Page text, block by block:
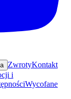
ZwrotyKontakt
i
Wycofane